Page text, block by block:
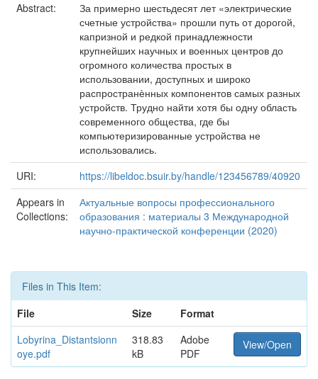
Abstract:
За примерно шестьдесят лет «электрические
счетные устройства» прошли путь от дорогой,
капризной и редкой принадлежности
крупнейших научных и военных центров до
огромного количества простых в
использовании, доступных и широко
распространѐнных компонентов самых разных
устройств. Трудно найти хотя бы одну область
современного общества, где бы
компьютеризированные устройства не
использовались.
URI:
https://libeldoc.bsuir.by/handle/123456789/40920
Appears in
Collections:
Актуальные вопросы профессионального
образования : материалы 3 Международной
научно-практической конференции (2020)
Files in This Item:
File
Size
Format
Lobyrina_Distantsionn
oye.pdf
318.83
kB
Adobe
PDF
View/Open